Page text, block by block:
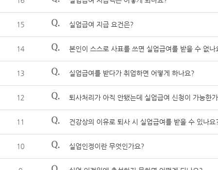
15 Q. 실업급여 지급 요건은?
14 Q. 본인이 스스로 사표를 쓰면 실업급여를 받을 수 없나
13 Q. 실업급여를 받다가 취업하면 어떻게 하나요?
12 Q. 퇴사처리가 아직 안됐는데 실업급여 신청이 가능한
11 Q. 건강상의 이유로 퇴사 시 실업급여를 받을 수 있나요
10 Q. 실업인정이란 무엇인가요?